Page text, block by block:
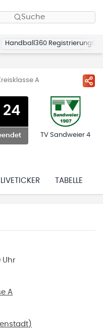
Suche
Handball360 Registrierung
A
24
TV Sandweier 4
LIVETICKER TABELLE
Uhr
A
)